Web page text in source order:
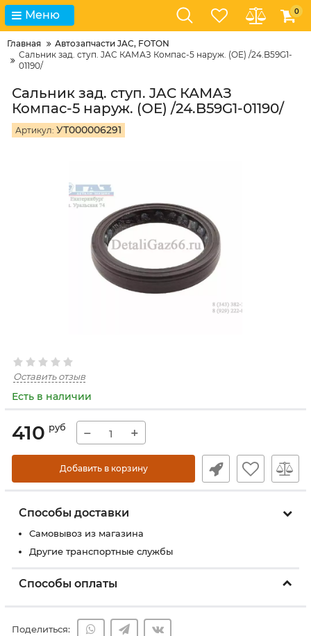
Меню 0
Главная
Автозапчасти JAC, FOTON
Сальник зад. ступ. JAC КАМАЗ Компас-5 наруж. (OE) /24.B59G1-
01190/
Сальник зад. ступ. JAC КАМАЗ
Компас-5 наруж. (OE) /24.B59G1-01190/
Артикул: УТ000006291
Оставить отзыв
Есть в наличии
410 руб − +
Добавить в корзину
Способы доставки
Самовывоз из магазина
Другие транспортные службы
Способы оплаты
Поделиться: